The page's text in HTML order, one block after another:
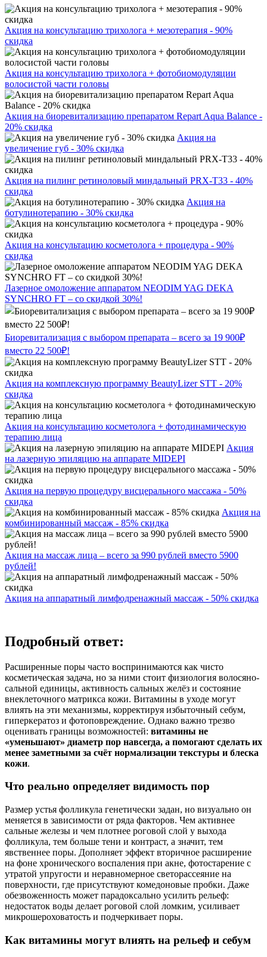
Акция на консультацию трихолога + мезотерапия - 90%
скидка
Акция на консультацию трихолога + фотобиомодуляции
волосистой части головы
Акция на биоревитализацию препаратом Repart Aqua Balance -
20% скидка
Акция на
увеличение губ - 30% скидка
Акция на пилинг ретиноловый миндальный PRX-T33 - 40%
скидка
Акция на
ботулинотерапию - 30% скидка
Акция на консультацию косметолога + процедура - 90%
скидка
Лазерное омоложение аппаратом NEODIM YAG DEKA
SYNCHRO FT – со скидкой 30%!
Биоревитализация с выбором препарата – всего за 19 900₽
вместо 22 500₽!
Акция на комплексную программу BeautyLizer STT - 20%
скидка
Акция на консультацию косметолога + фотодинамическую
терапию лица
Акция
на лазерную эпиляцию на аппарате MIDEPI
Акция на первую процедуру висцерального массажа - 50%
скидка
Акция на
комбинированный массаж - 85% скидка
Акция на массаж лица – всего за 990 рублей вместо 5900
рублей!
Акция на аппаратный лимфодренажный массаж - 50% скидка
Подробный ответ:
Расширенные поры часто воспринимаются как чисто
косметическая задача, но за ними стоит физиология волосяно-
сальной единицы, активность сальных желёз и состояние
внеклеточного матрикса кожи. Витамины в уходе могут
влиять на эти механизмы, корректируя избыточный себум,
гиперкератоз и фотоповреждение. Однако важно трезво
оценивать границы возможностей: витамины не
«уменьшают» диаметр пор навсегда, а помогают сделать их
менее заметными за счёт нормализации текстуры и блеска
кожи.
Что реально определяет видимость пор
Размер устья фолликула генетически задан, но визуально он
меняется в зависимости от ряда факторов. Чем активнее
сальные железы и чем плотнее роговой слой у выхода
фолликула, тем больше тени и контраст, а значит, тем
явственнее поры. Дополняет эффект вторичное расширение
на фоне хронического воспаления при акне, фотостарение с
утратой упругости и неравномерное светорассеяние на
поверхности, где присутствуют комедоновые пробки. Даже
обезвоженность может парадоксально усилить рельеф:
недостаток воды делает роговой слой ломким, усиливает
микрошероховатость и подчеркивает поры.
Как витамины могут влиять на рельеф и себум